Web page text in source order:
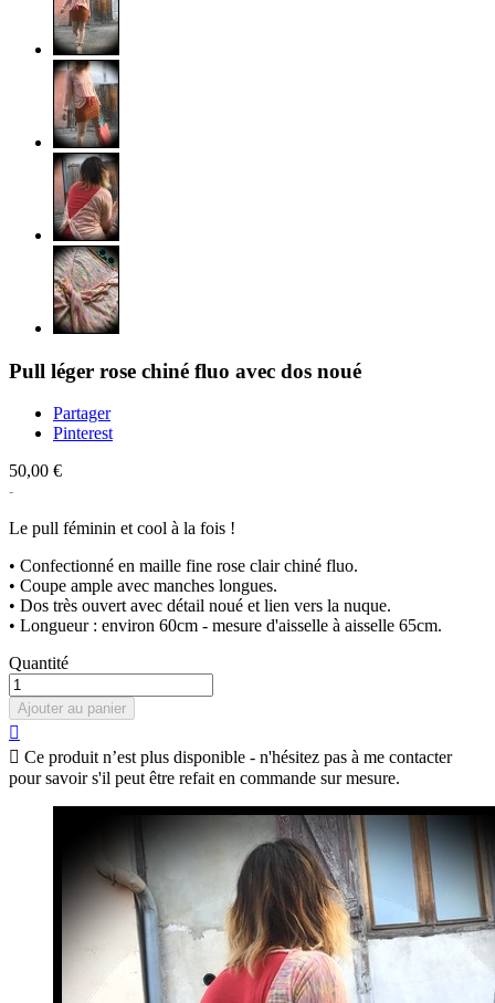
Pull léger rose chiné fluo avec dos noué
Partager
Pinterest
50,00 €
Le pull féminin et cool à la fois !
• Confectionné en maille fine rose clair chiné fluo.
• Coupe ample avec manches longues.
• Dos très ouvert avec détail noué et lien vers la nuque.
• Longueur : environ 60cm - mesure d'aisselle à aisselle 65cm.
Quantité
Ajouter au panier

 Ce produit n’est plus disponible - n'hésitez pas à me contacter
pour savoir s'il peut être refait en commande sur mesure.